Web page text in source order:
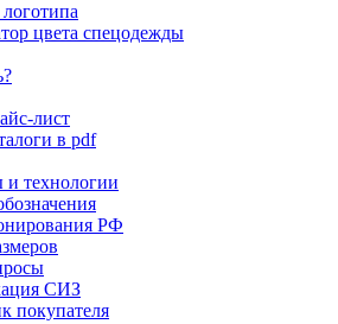
цвета спецодежды
лист
в pdf
технологии
РФ
СИЗ
покупателя